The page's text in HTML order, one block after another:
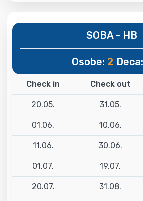
SOBA - HB
Osobe: 2 Deca:
Check in Check out
20.05. 31.05.
01.06. 10.06.
11.06. 30.06.
01.07. 19.07.
20.07. 31.08.